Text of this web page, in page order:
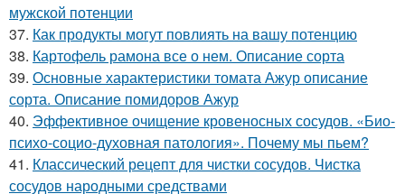
мужской потенции
37. Как продукты могут повлиять на вашу потенцию
38. Картофель рамона все о нем. Описание сорта
39. Основные характеристики томата Ажур описание
сорта. Описание помидоров Ажур
40. Эффективное очищение кровеносных сосудов. «Био-
психо-социо-духовная патология». Почему мы пьем?
41. Классический рецепт для чистки сосудов. Чистка
сосудов народными средствами